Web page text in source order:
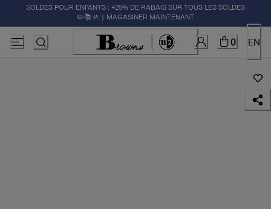
SOLDES POUR ENFANTS : +25% DE RABAIS SUR TOUS LES SOLDES
✏️📚🚸 | MAGASINER MAINTENANT
0 EN